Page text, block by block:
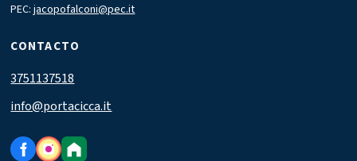
PEC:jacopofalconi@pec.it
CONTACTO
3751137518
info@portacicca.it